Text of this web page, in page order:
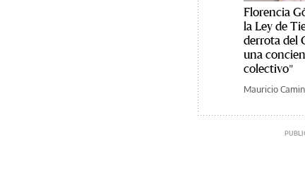
Florencia
la Ley de
derrota del
una
colectivo"
Mauricio